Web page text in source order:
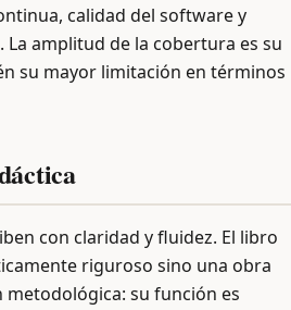
calidad del software y
amplitud de la cobertura es su
su mayor limitación en términos
con claridad y fluidez. El libro
riguroso sino una obra
su función es